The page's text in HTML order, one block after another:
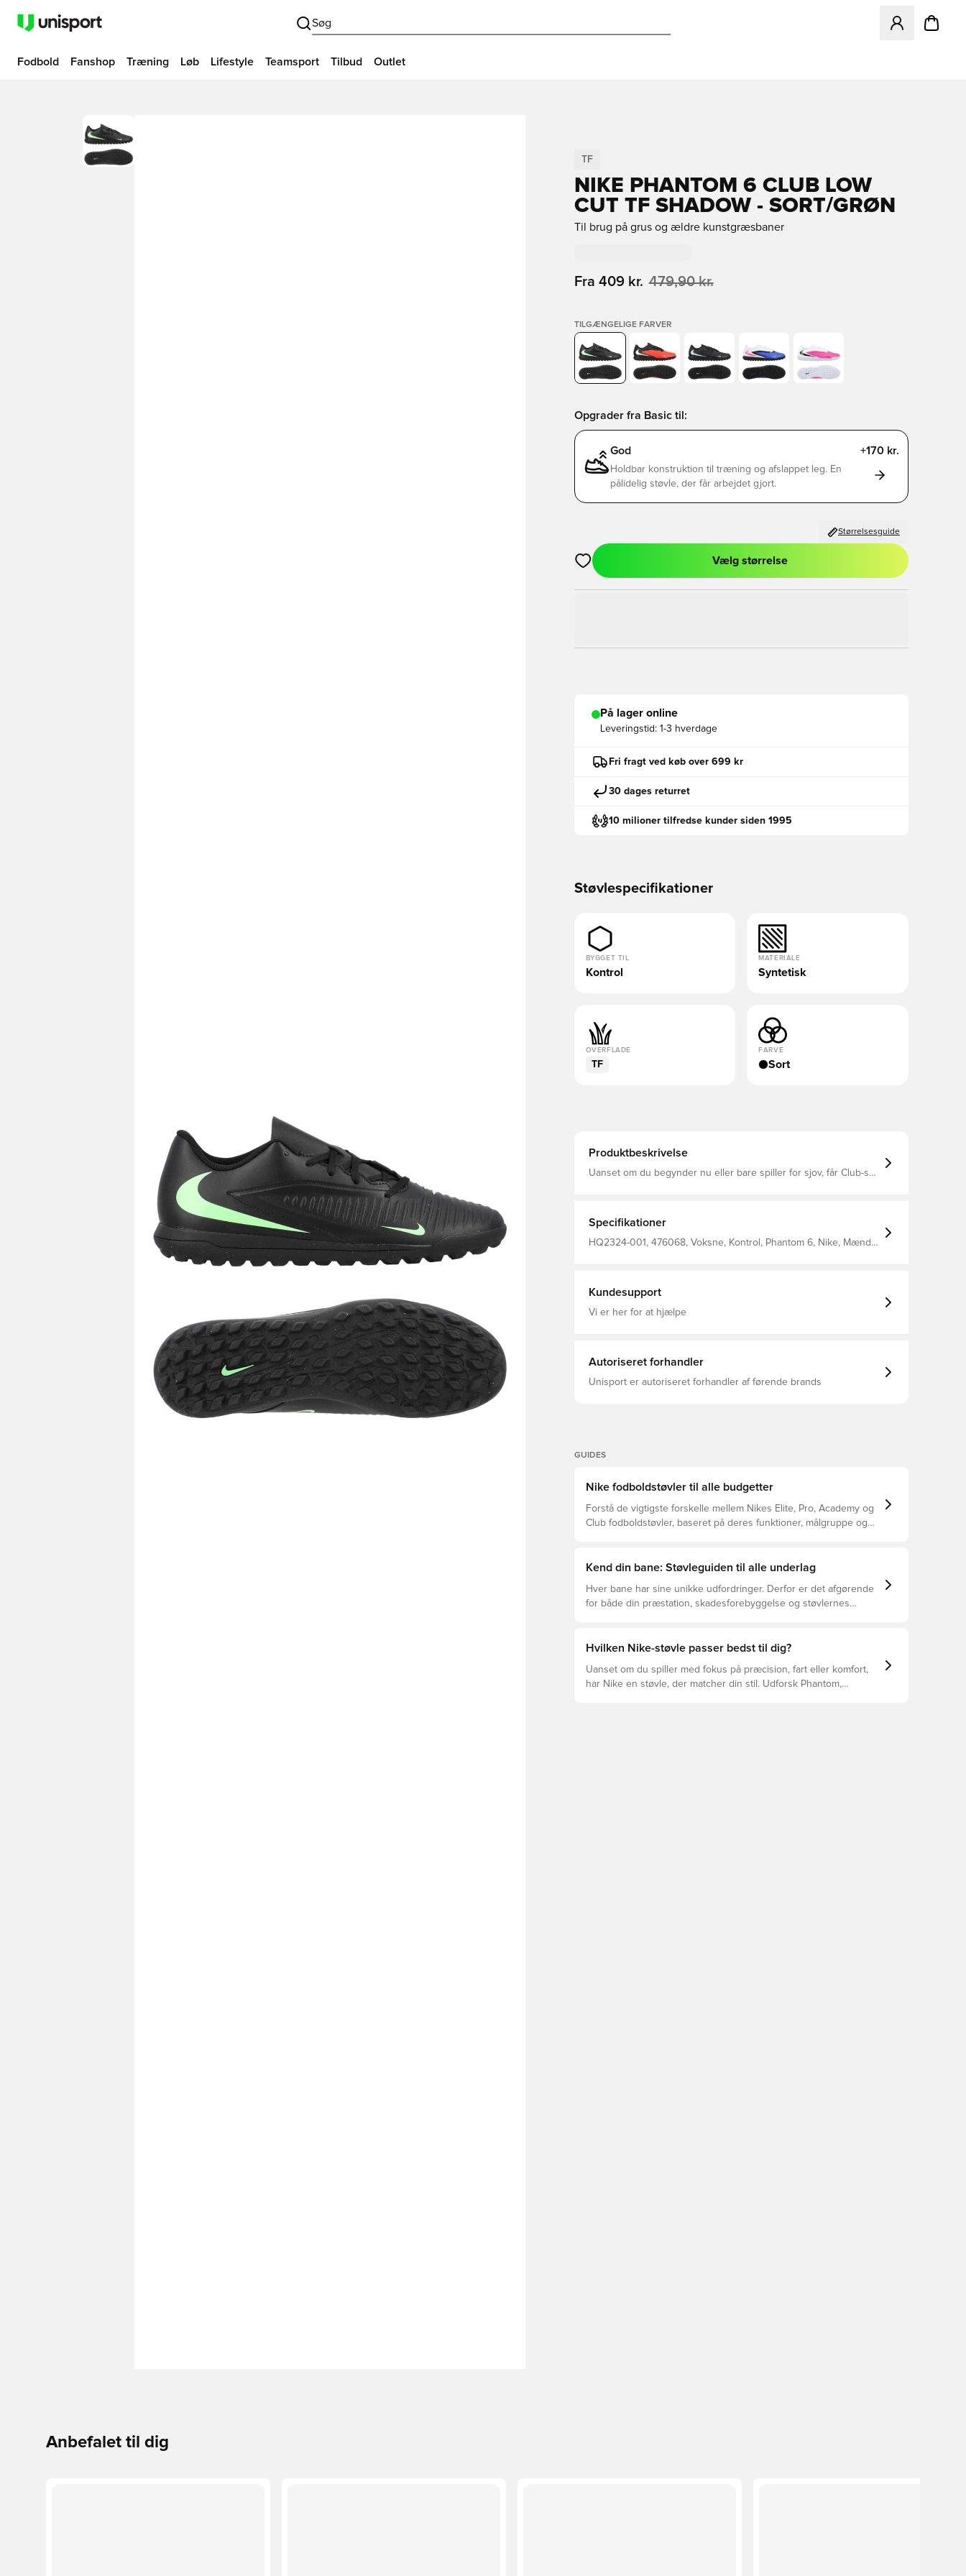
Søg
Åbner en
Fodbold Fanshop Træning Løb Lifestyle Teamsport Tilbud Outlet
TF
NIKE PHANTOM 6 CLUB LOW
CUT TF SHADOW - SORT/GRØN
Til brug på grus og ældre kunstgræsbaner
Fra 409 kr. 479,90 kr.
TILGÆNGELIGE FARVER
Opgrader fra Basic til:
God +170 kr.
Holdbar konstruktion til træning og afslappet leg. En
pålidelig støvle, der får arbejdet gjort.
Størrelsesguide
Åbner en Modal til at logge ind eller tilmelde dig som medlem
Vælg størrelse
På lager online
Leveringstid: 1-3 hverdage
Fri fragt ved køb over 699 kr
30 dages returret
10 milioner tilfredse kunder siden 1995
Støvlespecifikationer
BYGGET TIL
Kontrol
MATERIALE
Syntetisk
OVERFLADE
TF
FARVE
Sort
Produktbeskrivelse
Uanset om du begynder nu eller bare spiller for sjov, får Club-sko
Specifikationer
HQ2324-001, 476068, Voksne, Kontrol, Phantom 6, Nike, Mænd,
Kundesupport
Vi er her for at hjælpe
Autoriseret forhandler
Unisport er autoriseret forhandler af førende brands
GUIDES
Nike fodboldstøvler til alle budgetter
Forstå de vigtigste forskelle mellem Nikes Elite, Pro, Academy og
Club fodboldstøvler, baseret på deres funktioner, målgruppe og
Kend din bane: Støvleguiden til alle underlag
Hver bane har sine unikke udfordringer. Derfor er det afgørende
for både din præstation, skadesforebyggelse og støvlernes
forskellige typer underlag.
Hvilken Nike-støvle passer bedst til dig?
Uanset om du spiller med fokus på præcision, fart eller komfort,
har Nike en støvle, der matcher din stil. Udforsk Phantom,
Anbefalet til dig